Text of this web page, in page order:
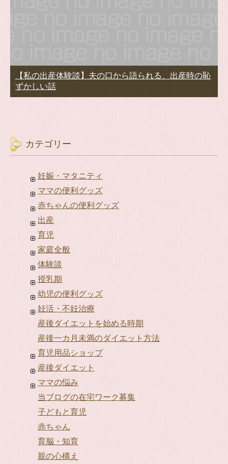
【私の出産体験談】夫の口から語られる、出産時の恥
ずかしい話
カテゴリー
妊娠・マタニティ
ママの便利グッズ
赤ちゃんの便利グッズ
出産
育児
家庭全般
体験談
授乳期
幼児の便利グッズ
妊活・不妊治療
産後ダイエットを始める時期
産後一カ月未満のダイエット方法
育児用品ショップ
産後ダイエット
ママの悩み
当ブログの在宅ワーク募集
子どもと育児
赤ちゃん
育脳・知育
親の心構え